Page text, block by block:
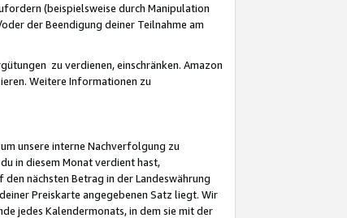
(beispielsweise durch Manipulation
der Beendigung deiner Teilnahme am
zu verdienen, einschränken. Amazon
Weitere Informationen zu
unsere interne Nachverfolgung zu
in diesem Monat verdient hast,
nächsten Betrag in der Landeswährung
Preiskarte angegebenen Satz liegt. Wir
jedes Kalendermonats, in dem sie mit der